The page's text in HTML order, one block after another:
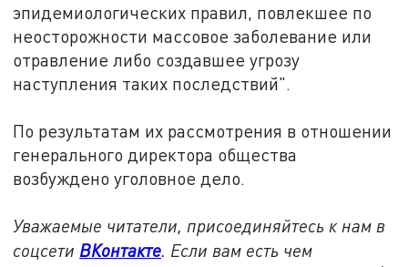
эпидемиологических правил, повлекшее по
неосторожности массовое заболевание или
отравление либо создавшее угрозу
наступления таких последствий".
По результатам их рассмотрения в отношении
генерального директора общества
возбуждено уголовное дело.
Уважаемые читатели, присоединяйтесь к нам в
соцсети ВКонтакте. Если вам есть чем